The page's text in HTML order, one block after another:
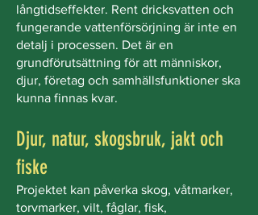
långtidseffekter. Rent dricksvatten och
fungerande vattenförsörjning är inte en
detalj i processen. Det är en
grundförutsättning för att människor,
djur, företag och samhällsfunktioner ska
kunna finnas kvar.
Djur, natur, skogsbruk, jakt och
fiske
Projektet kan påverka skog, våtmarker,
torvmarker, vilt, fåglar, fisk,